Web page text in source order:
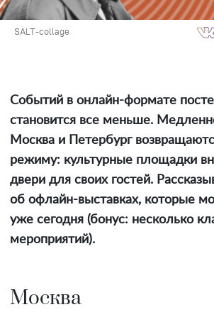
SALT-collage
Событий в онлайн-формате
становится все меньше.
Москва и Петербург
режиму: культурные площадки
двери для своих гостей.
об офлайн-выставках, которые
уже сегодня (бонус: несколько
мероприятий).
Москва